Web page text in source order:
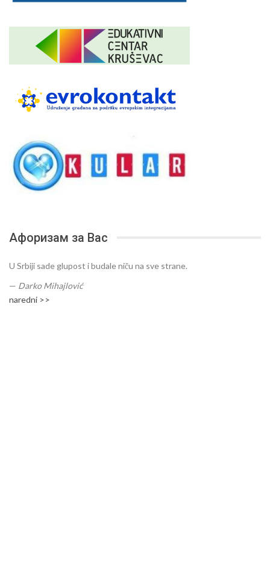
Афоризам за Вас
U Srbiji sade glupost i budale niču na sve strane.
— Darko Mihajlović
naredni >>